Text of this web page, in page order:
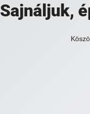
Sajnáljuk,